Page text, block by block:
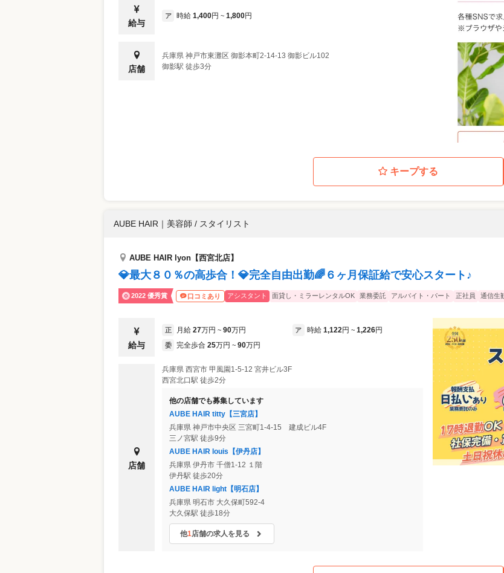
給与
ア 時給 1,400円 ~ 1,800円
店舗
兵庫県 神戸市東灘区 御影本町2-14-13 御影ビル102
御影駅 徒歩3分
キープする
AUBE HAIR ｜ 美容師 / スタイリスト
AUBE HAIR lyon【西宮北店】
💎最大８０％の高歩合！💎完全自由出勤🌈６ヶ月保証給で安心スタート♪
2022 優秀賞 口コミあり アシスタント 面貸し・ミラーレンタルOK 業務委託 アルバイト・パート 正社員 通信生
給与
正 月給 27万円 ~ 90万円 ア 時給 1,122円 ~ 1,226円
委 完全歩合 25万円 ~ 90万円
店舗
兵庫県 西宮市 甲風園1-5-12 宮井ビル3F
西宮北口駅 徒歩2分
他の店舗でも募集しています
AUBE HAIR titty【三宮店】
兵庫県 神戸市中央区 三宮町1-4-15 建成ビル4F
三ノ宮駅 徒歩9分
AUBE HAIR louis【伊丹店】
兵庫県 伊丹市 千僧1-12 １階
伊丹駅 徒歩20分
AUBE HAIR light【明石店】
兵庫県 明石市 大久保町592-4
大久保駅 徒歩18分
他1店舗の求人を見る